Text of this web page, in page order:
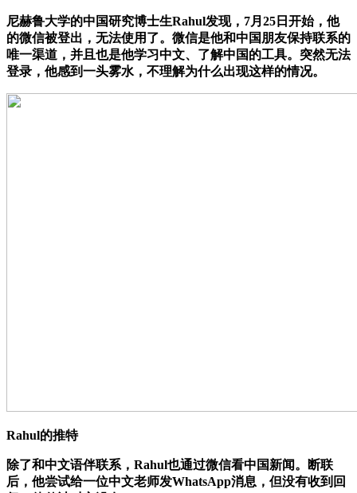
尼赫鲁大学的中国研究博士生Rahul发现，7月25日开始，他
的微信被登出，无法使用了。微信是他和中国朋友保持联系的
唯一渠道，并且也是他学习中文、了解中国的工具。突然无法
登录，他感到一头雾水，不理解为什么出现这样的情况。
Rahul的推特
除了和中文语伴联系，Rahul也通过微信看中国新闻。断联
后，他尝试给一位中文老师发WhatsApp消息，但没有收到回